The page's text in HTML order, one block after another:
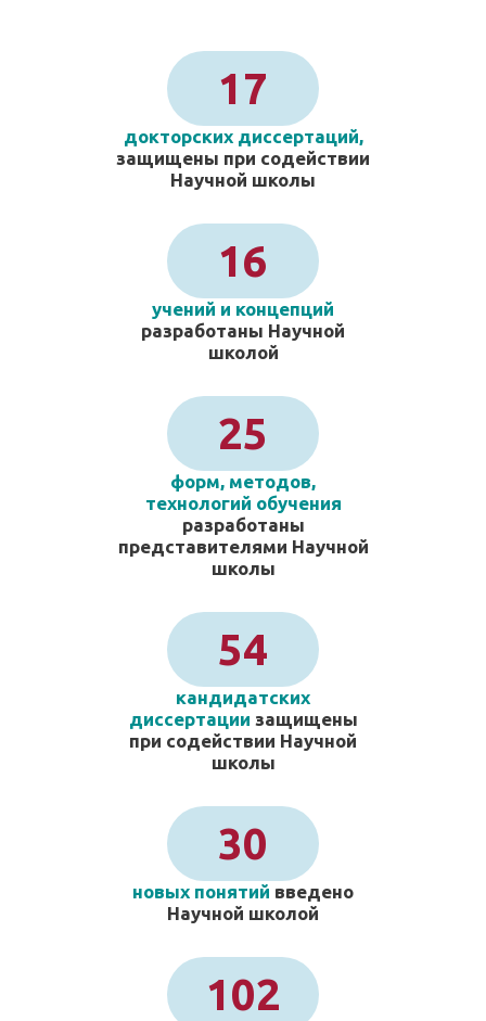
17
докторских диссертаций,
защищены при содействии
Научной школы
16
учений и концепций
разработаны Научной
школой
25
форм, методов,
технологий обучения
разработаны
представителями Научной
школы
54
кандидатских
диссертации защищены
при содействии Научной
школы
30
новых понятий введено
Научной школой
102